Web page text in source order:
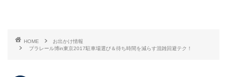
HOME
お出かけ情報
プラレール博in東京2017駐車場選び＆待ち時間を減らす混雑回避テク！